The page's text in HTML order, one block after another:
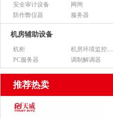
安全审计设备
网闸
防作弊仪器
服务器
机房辅助设备
机柜
机房环境监控设备
PC服务器
调制解调器
推荐热卖